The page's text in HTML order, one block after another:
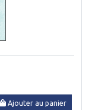
Ajouter au panier